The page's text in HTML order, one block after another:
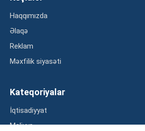
Haqqımızda
Əlaqə
Reklam
Məxfilik siyasəti
Kateqoriyalar
İqtisadiyyat
Maliyyə